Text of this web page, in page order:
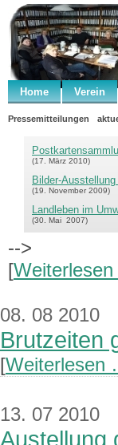
Home Verein
Pressemitteilungen
(17. März 2010)
Bilder-
(19. November 2009)
Landleben im
(30. Mai 2007)
-->
[
08. 08 2010
Brutzeiten
[Weiterlesen
13. 07 2010
Austellung